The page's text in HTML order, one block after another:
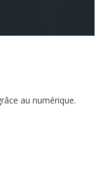
au numérique.